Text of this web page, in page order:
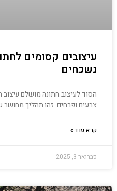
עיצובים קסומים
נשכחים
הסוד לעיצוב חתונה מושלם
צבעים ופרחים. זהו תהליך
קרא עוד »
פברואר 3, 2025